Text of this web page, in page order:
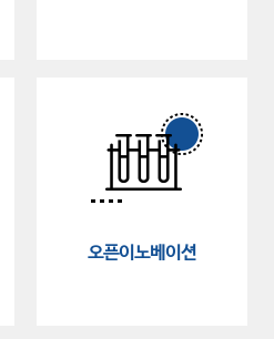
오픈이노베이션